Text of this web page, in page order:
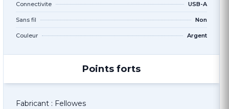
Connectivite USB-A
Sans fil Non
Couleur Argent
Points forts
Fabricant : Fellowes